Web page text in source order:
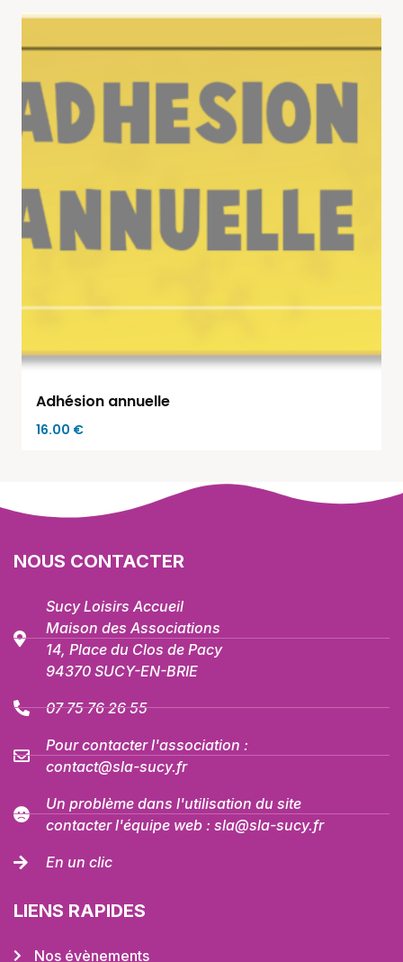
Adhésion annuelle
16.00 €
NOUS CONTACTER
Sucy Loisirs Accueil
Maison des Associations
14, Place du Clos de Pacy
94370 SUCY-EN-BRIE
07 75 76 26 55
Pour contacter l'association :
contact@sla-sucy.fr
Un problème dans l'utilisation du site
contacter l'équipe web : sla@sla-sucy.fr
En un clic
LIENS RAPIDES
Nos évènements